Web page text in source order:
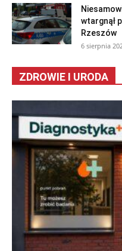
wtargnął
Rzeszów
6 sierpnia
ZDROWIE I URODA